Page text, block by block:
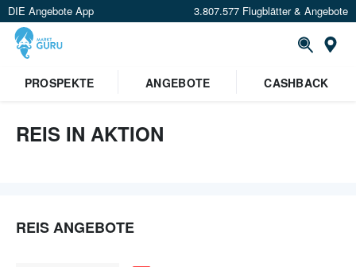
DIE Angebote App 3.807.577 Flugblätter & Angebote
PROSPEKTE ANGEBOTE CASHBACK
REIS IN AKTION
REIS ANGEBOTE